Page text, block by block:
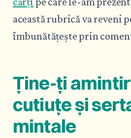
această rubrică va reveni
îmbunătățește prin
Ține-ți
cutiuțe și
mintale